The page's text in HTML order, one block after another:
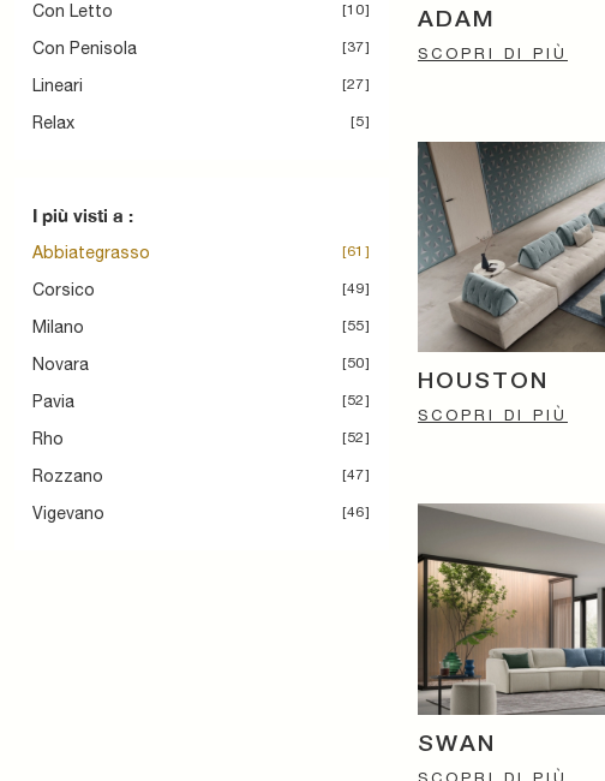
Con Letto 10
Con Penisola 37
Lineari 27
Relax 5
I più visti a :
Abbiategrasso 61
Corsico 49
Milano 55
Novara 50
Pavia 52
Rho 52
Rozzano 47
Vigevano 46
ADAM
SCOPRI DI PIÙ
HOUSTON
SCOPRI DI PIÙ
SWAN
SCOPRI DI PIÙ